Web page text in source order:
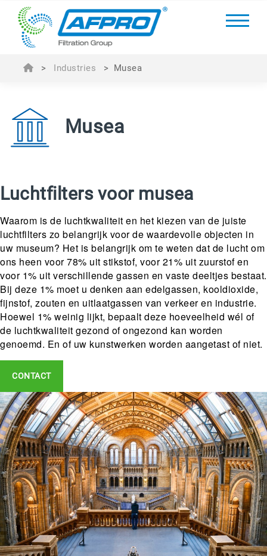
> Industries > Musea
Musea
Luchtfilters voor musea
Waarom is de luchtkwaliteit en het kiezen van de juiste
luchtfilters zo belangrijk voor de waardevolle objecten in
uw museum? Het is belangrijk om te weten dat de lucht om
ons heen voor 78% uit stikstof, voor 21% uit zuurstof en
voor 1% uit verschillende gassen en vaste deeltjes bestaat.
Bij deze 1% moet u denken aan edelgassen, kooldioxide,
fijnstof, zouten en uitlaatgassen van verkeer en industrie.
Hoewel 1% weinig lijkt, bepaalt deze hoeveelheid wél of
de luchtkwaliteit gezond of ongezond kan worden
genoemd. En of uw kunstwerken worden aangetast of niet.
CONTACT